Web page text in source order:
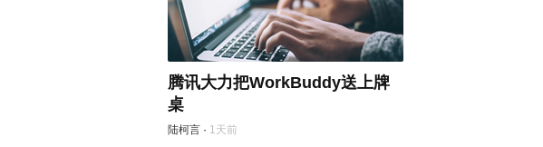
腾讯大力把WorkBuddy送上牌
桌
陆柯言 · 1天前